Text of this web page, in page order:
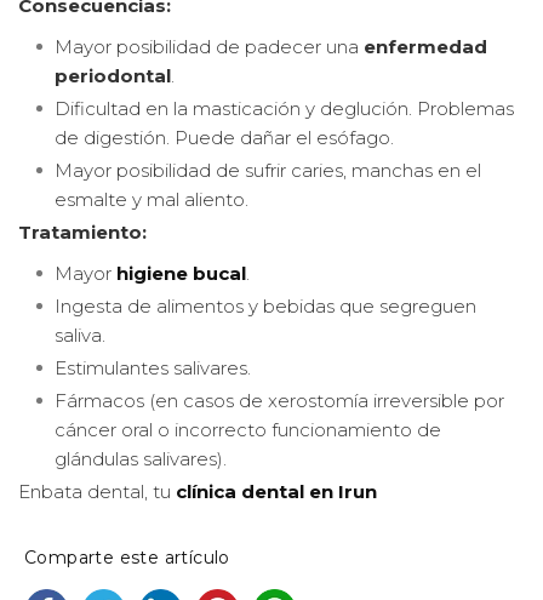
Consecuencias:
Mayor posibilidad de padecer una enfermedad
periodontal.
Dificultad en la masticación y deglución. Problemas
de digestión. Puede dañar el esófago.
Mayor posibilidad de sufrir caries, manchas en el
esmalte y mal aliento.
Tratamiento:
Mayor higiene bucal.
Ingesta de alimentos y bebidas que segreguen
saliva.
Estimulantes salivares.
Fármacos (en casos de xerostomía irreversible por
cáncer oral o incorrecto funcionamiento de
glándulas salivares).
Enbata dental, tu clínica dental en Irun
Comparte este artículo